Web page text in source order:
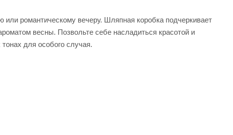
романтическому вечеру. Шляпная коробка подчеркивает
весны. Позвольте себе насладиться красотой и
для особого случая.